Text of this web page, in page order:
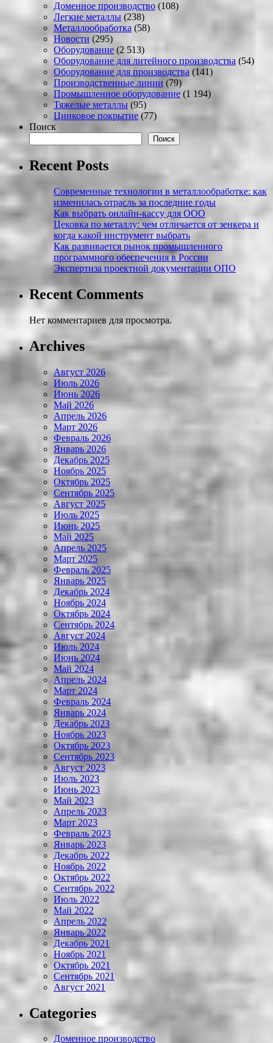
Доменное производство (108)
Легкие металлы (238)
Металлообработка (58)
Новости (295)
Оборудование (2 513)
Оборудование для литейного производства (54)
Оборудование для производства (141)
Производственные линии (79)
Промышленное оборудование (1 194)
Тяжелые металлы (95)
Цинковое покрытие (77)
Поиск
Поиск
Recent Posts
Современные технологии в металлообработке: как
изменилась отрасль за последние годы
Как выбрать онлайн-кассу для ООО
Цековка по металлу: чем отличается от зенкера и
когда какой инструмент выбрать
Как развивается рынок промышленного
программного обеспечения в России
Экспертиза проектной документации ОПО
Recent Comments
Нет комментариев для просмотра.
Archives
Август 2026
Июль 2026
Июнь 2026
Май 2026
Апрель 2026
Март 2026
Февраль 2026
Январь 2026
Декабрь 2025
Ноябрь 2025
Октябрь 2025
Сентябрь 2025
Август 2025
Июль 2025
Июнь 2025
Май 2025
Апрель 2025
Март 2025
Февраль 2025
Январь 2025
Декабрь 2024
Ноябрь 2024
Октябрь 2024
Сентябрь 2024
Август 2024
Июль 2024
Июнь 2024
Май 2024
Апрель 2024
Март 2024
Февраль 2024
Январь 2024
Декабрь 2023
Ноябрь 2023
Октябрь 2023
Сентябрь 2023
Август 2023
Июль 2023
Июнь 2023
Май 2023
Апрель 2023
Март 2023
Февраль 2023
Январь 2023
Декабрь 2022
Ноябрь 2022
Октябрь 2022
Сентябрь 2022
Июль 2022
Май 2022
Апрель 2022
Январь 2022
Декабрь 2021
Ноябрь 2021
Октябрь 2021
Сентябрь 2021
Август 2021
Categories
Доменное производство